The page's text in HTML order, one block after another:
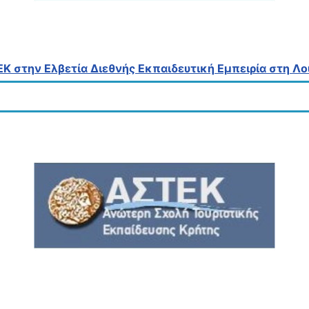
στην Ελβετία Διεθνής Εκπαιδευτική Εμπειρία στη